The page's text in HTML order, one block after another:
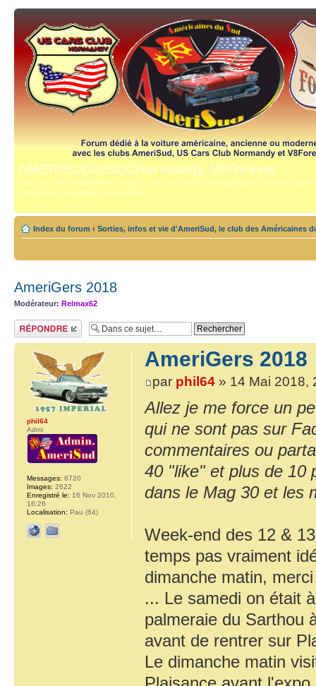
AMERISUD-USCCNormandy-V8Forever
Vous avez une "américaine" ? Bravo, vous avez trouvé "the right place", le forum qui
compétence, reportages et technique.
Index du forum ‹ Sorties, infos et vie d'AmeriSud, le club des Américaines
AmeriGers 2018
Modérateur: Relmax62
Répondre
AmeriGers 2018
par phil64» 14 Mai 2018,
Allez je me force un
qui ne sont pas sur
commentaires ou
40 "like" et plus de 10
dans le Mag 30 et les
Week-end des 12 &
temps pas vraiment
dimanche matin,
... Le samedi on était
palmeraie du Sarthou
avant de rentrer sur
Le dimanche matin
phil64
Admi
Messages: 6720
Images: 2622
Enregistré le: 16 Nov 2010,
16:26
Localisation: Pau (64)